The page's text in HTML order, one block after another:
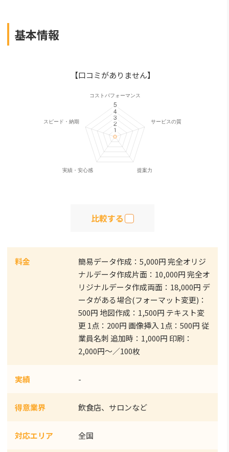
基本情報
【口コミがありません】
比較する
料金
簡易データ作成：5,000円 完全オリジ
ナルデータ作成片面：10,000円 完全オ
リジナルデータ作成両面：18,000円 デ
ータがある場合(フォーマット変更)：
500円 地図作成：1,500円 テキスト変
更 1点：200円 画像挿入 1点：500円 従
業員名刺 追加時：1,000円 印刷：
2,000円～／100枚
実績 -
得意業界 飲食店、サロンなど
対応エリア 全国